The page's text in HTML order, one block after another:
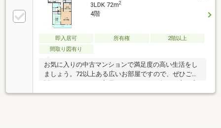
3LDK 72m2
4階
即入居可 所有権
2階以上
間取り図有り
お気に入りの中古マンションで満足度の高い生活をし
ましょう。72以上ある広いお部屋ですので、ぜひご検
心してお問い合わせください。価格は580万円です。